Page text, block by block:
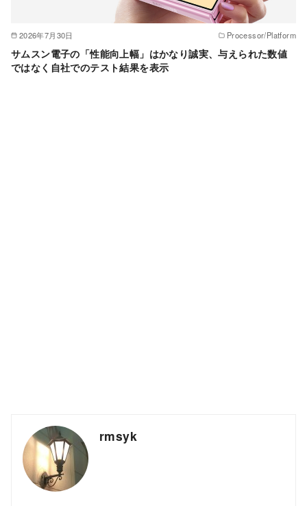
2026年7月30日 Processor/Platform
サムスン電子の「性能向上幅」はかなり誠実、与えられた数値
ではなく自社でのテスト結果を表示
rmsyk